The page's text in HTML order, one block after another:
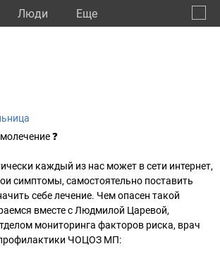
Люди Eще
❓
каждый из нас может в сети интернет,
симптомы, самостоятельно поставить
себе лечение. Чем опасен такой
вместе с Людмилой Царевой,
мониторинга факторов риска, врач
ЧОЦОЗ МП: